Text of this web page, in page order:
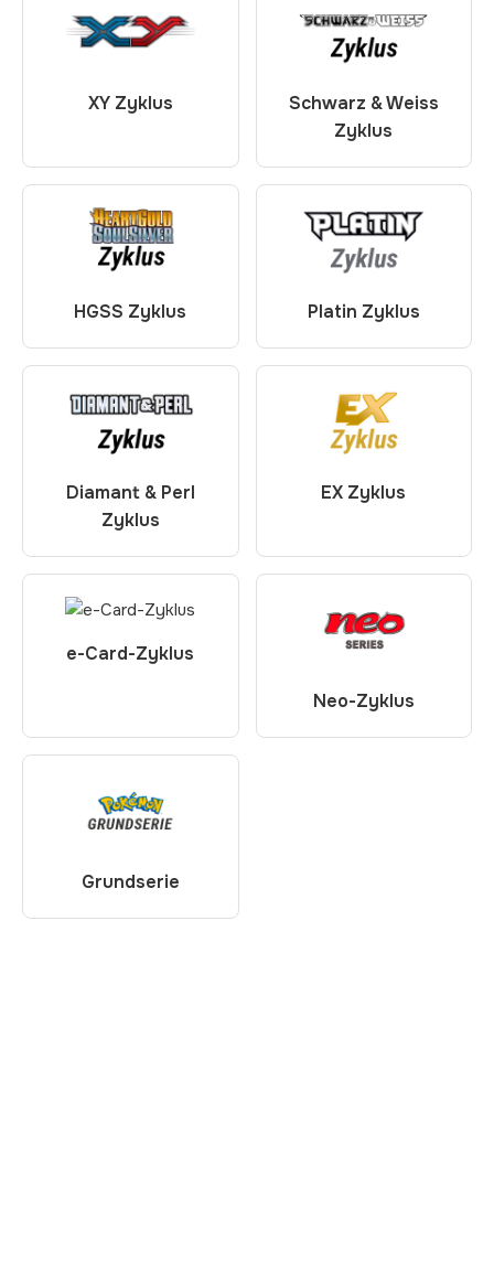
XY Zyklus
Schwarz & Weiss
Zyklus
HGSS Zyklus Platin Zyklus
Diamant & Perl
Zyklus
EX Zyklus
e-Card-Zyklus
Neo-Zyklus
Grundserie